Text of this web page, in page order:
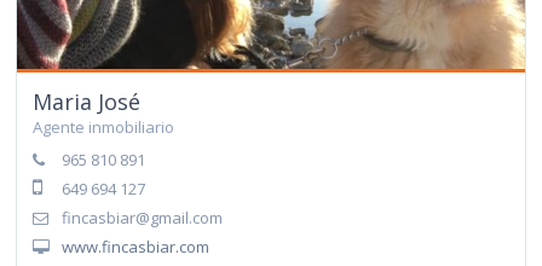
Maria José
Agente inmobiliario
965 810 891
649 694 127
fincasbiar@gmail.com
www.fincasbiar.com